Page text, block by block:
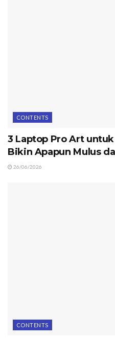
CONTENTS
3 Laptop Pro Art
Bikin Apapun Mulus
26/06/2026
CONTENTS